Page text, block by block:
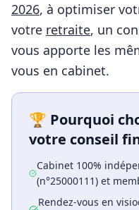
2026, à optimiser
votre retraite, un
vous apporte les
vous en cabinet.
🏆 Pourquoi
votre conseil
Cabinet 100%
(n°25000111) et
Rendez-vous en